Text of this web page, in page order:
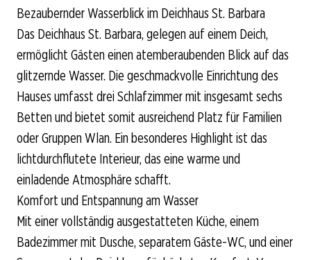
Bezaubernder Wasserblick im Deichhaus St. Barbara
Das Deichhaus St. Barbara, gelegen auf einem Deich,
ermöglicht Gästen einen atemberaubenden Blick auf das
glitzernde Wasser. Die geschmackvolle Einrichtung des
Hauses umfasst drei Schlafzimmer mit insgesamt sechs
Betten und bietet somit ausreichend Platz für Familien
oder Gruppen Wlan. Ein besonderes Highlight ist das
lichtdurchflutete Interieur, das eine warme und
einladende Atmosphäre schafft.
Komfort und Entspannung am Wasser
Mit einer vollständig ausgestatteten Küche, einem
Badezimmer mit Dusche, separatem Gäste-WC, und einer